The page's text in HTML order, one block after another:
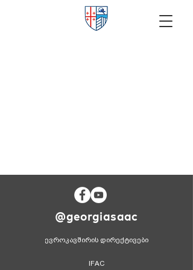
@georgiasaac
ევროკავშირის დირექტივები
IFAC